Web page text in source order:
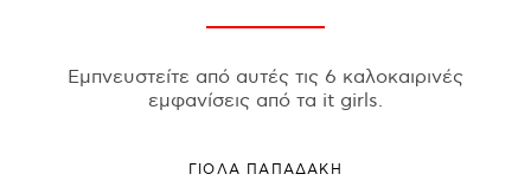
Εμπνευστείτε από αυτές τις 6 καλοκαιρινές
εμφανίσεις από τα it girls.
ΓΙΌΛΑ ΠΑΠΑΔΆΚΗ